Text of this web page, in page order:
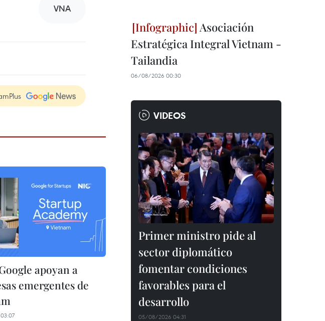
VNA
apoyan a
emergentes de
Asociación
Estratégica Integral Vietnam -
Tailandia
06/08/2026 00:30
VIDEOS
Primer ministro pide al
sector diplomático
fomentar condiciones
favorables para el
desarrollo
05/08/2026 04:31